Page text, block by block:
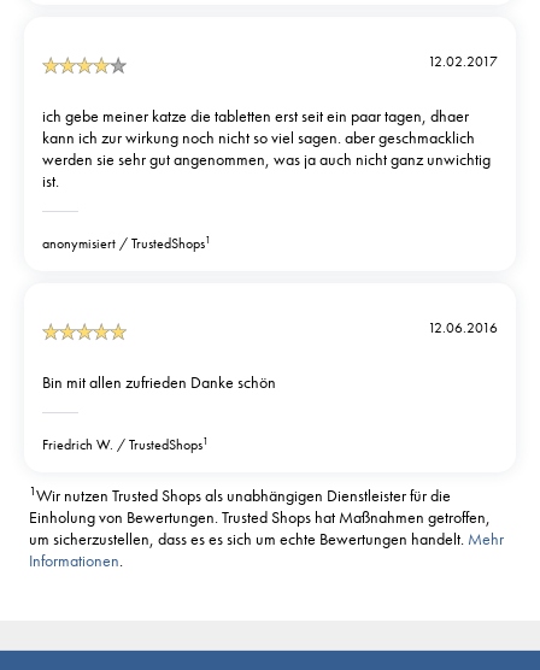
12.02.2017
ich gebe meiner katze die tabletten erst seit ein paar tagen, dhaer
kann ich zur wirkung noch nicht so viel sagen. aber geschmacklich
werden sie sehr gut angenommen, was ja auch nicht ganz unwichtig
ist.
anonymisiert TrustedShops1
12.06.2016
Bin mit allen zufrieden Danke schön
Friedrich W. TrustedShops1
1Wir nutzen Trusted Shops als unabhängigen Dienstleister für die
Einholung von Bewertungen. Trusted Shops hat Maßnahmen getroffen,
um sicherzustellen, dass es es sich um echte Bewertungen handelt. Mehr
Informationen.